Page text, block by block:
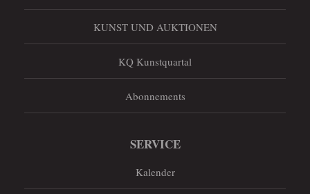
KUNST UND AUKTIONEN
KQ Kunstquartal
Abonnements
SERVICE
Kalender